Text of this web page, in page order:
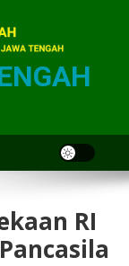
RI